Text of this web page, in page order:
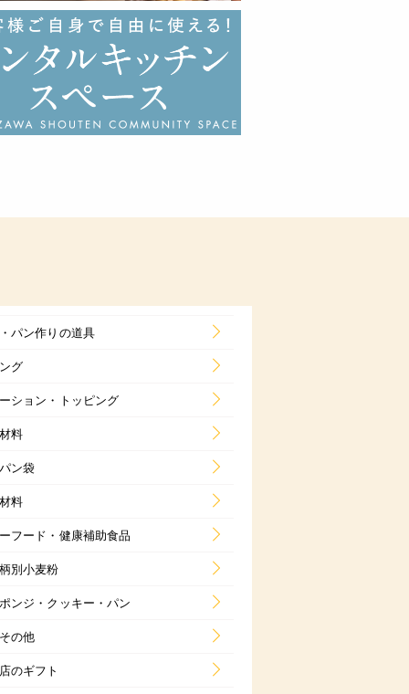
パン作りの道具
グ
ション・トッピング
料
ン袋
料
フード・健康補助食品
別小麦粉
ンジ・クッキー・パン
の他
のギフト